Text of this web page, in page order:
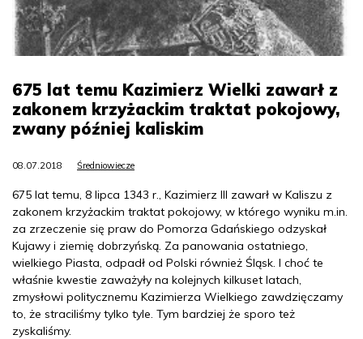
675 lat temu Kazimierz Wielki zawarł z
zakonem krzyżackim traktat pokojowy,
zwany później kaliskim
08.07.2018 Średniowiecze
675 lat temu, 8 lipca 1343 r., Kazimierz III zawarł w Kaliszu z
zakonem krzyżackim traktat pokojowy, w którego wyniku m.in.
za zrzeczenie się praw do Pomorza Gdańskiego odzyskał
Kujawy i ziemię dobrzyńską. Za panowania ostatniego,
wielkiego Piasta, odpadł od Polski również Śląsk. I choć te
właśnie kwestie zaważyły na kolejnych kilkuset latach,
zmysłowi politycznemu Kazimierza Wielkiego zawdzięczamy
to, że straciliśmy tylko tyle. Tym bardziej że sporo też
zyskaliśmy.